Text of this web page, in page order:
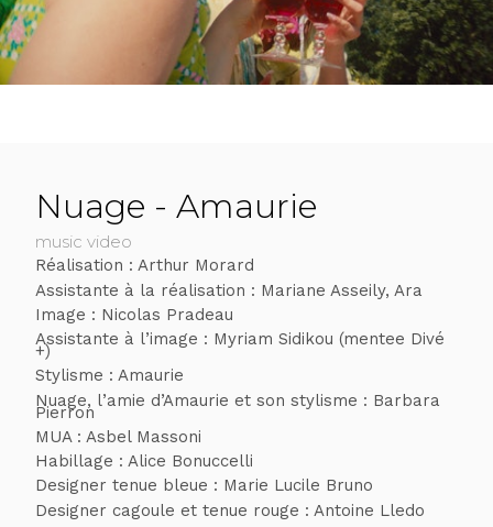
Nuage - Amaurie
music video
Réalisation : Arthur Morard
Assistante à la réalisation : Mariane Asseily, Ara
Image : Nicolas Pradeau
Assistante à l’image : Myriam Sidikou (mentee Divé
+)
Stylisme : Amaurie
Nuage, l’amie d’Amaurie et son stylisme : Barbara
Pierron
MUA : Asbel Massoni
Habillage : Alice Bonuccelli
Designer tenue bleue : Marie Lucile Bruno
Designer cagoule et tenue rouge : Antoine Lledo